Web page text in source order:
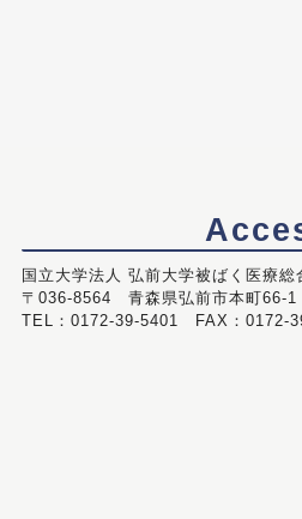
国立大学法人 弘前大学被ばく医療総
〒036-8564 青森県弘前市本町66-1
TEL：0172-39-5401 FAX：0172-